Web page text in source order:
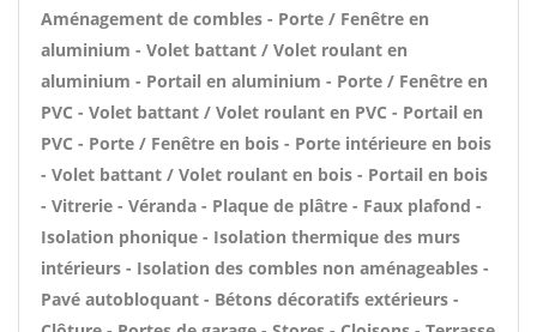
Aménagement de combles - Porte / Fenêtre en
aluminium - Volet battant / Volet roulant en
aluminium - Portail en aluminium - Porte / Fenêtre en
PVC - Volet battant / Volet roulant en PVC - Portail en
PVC - Porte / Fenêtre en bois - Porte intérieure en bois
- Volet battant / Volet roulant en bois - Portail en bois
- Vitrerie - Véranda - Plaque de plâtre - Faux plafond -
Isolation phonique - Isolation thermique des murs
intérieurs - Isolation des combles non aménageables -
Pavé autobloquant - Bétons décoratifs extérieurs -